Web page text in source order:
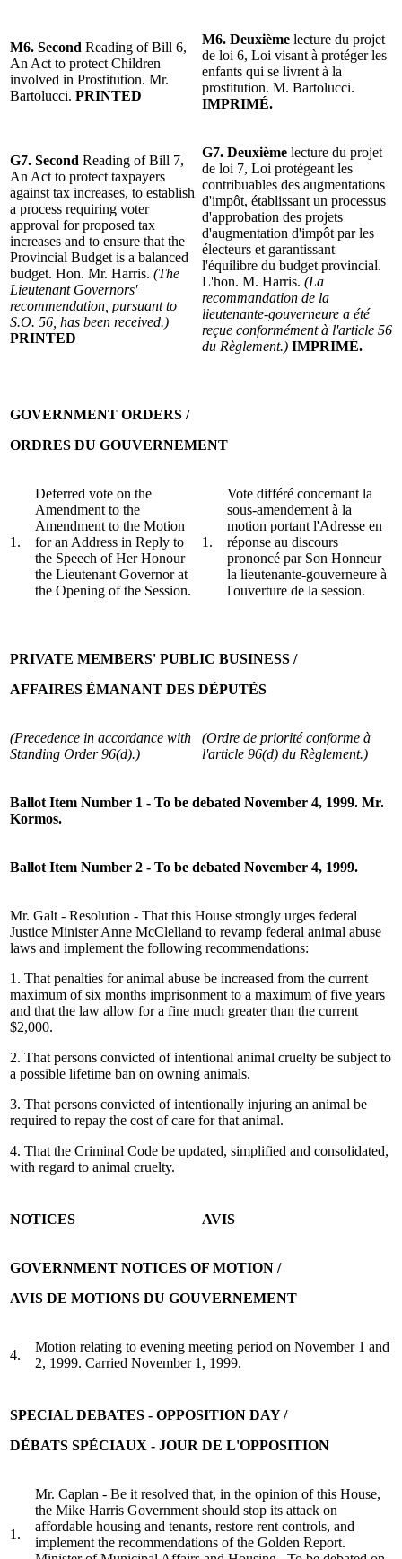
M6. Second Reading of Bill 6,
An Act to protect Children
involved in Prostitution. Mr.
Bartolucci. PRINTED
M6. Deuxième lecture du projet
de loi 6, Loi visant à protéger les
enfants qui se livrent à la
prostitution. M. Bartolucci.
IMPRIMÉ.
G7. Second Reading of Bill 7,
An Act to protect taxpayers
against tax increases, to establish
a process requiring voter
approval for proposed tax
increases and to ensure that the
Provincial Budget is a balanced
budget. Hon. Mr. Harris. (The
Lieutenant Governors'
recommendation, pursuant to
S.O. 56, has been received.)
PRINTED
G7. Deuxième lecture du projet
de loi 7, Loi protégeant les
contribuables des augmentations
d'impôt, établissant un processus
d'approbation des projets
d'augmentation d'impôt par les
électeurs et garantissant
l'équilibre du budget provincial.
L'hon. M. Harris. (La
recommandation de la
lieutenante-gouverneure a été
reçue conformément à l'article 56
du Règlement.) IMPRIMÉ.
GOVERNMENT ORDERS /
ORDRES DU GOUVERNEMENT
1.
Deferred vote on the
Amendment to the
Amendment to the Motion
for an Address in Reply to
the Speech of Her Honour
the Lieutenant Governor at
the Opening of the Session.
1.
Vote différé concernant la
sous-amendement à la
motion portant l'Adresse en
réponse au discours
prononcé par Son Honneur
la lieutenante-gouverneure à
l'ouverture de la session.
PRIVATE MEMBERS' PUBLIC BUSINESS /
AFFAIRES ÉMANANT DES DÉPUTÉS
(Precedence in accordance with
Standing Order 96(d).)
(Ordre de priorité conforme à
l'article 96(d) du Règlement.)
Ballot Item Number 1 - To be debated November 4, 1999. Mr.
Kormos.
Ballot Item Number 2 - To be debated November 4, 1999.
Mr. Galt - Resolution - That this House strongly urges federal
Justice Minister Anne McClelland to revamp federal animal abuse
laws and implement the following recommendations:
1. That penalties for animal abuse be increased from the current
maximum of six months imprisonment to a maximum of five years
and that the law allow for a fine much greater than the current
$2,000.
2. That persons convicted of intentional animal cruelty be subject to
a possible lifetime ban on owning animals.
3. That persons convicted of intentionally injuring an animal be
required to repay the cost of care for that animal.
4. That the Criminal Code be updated, simplified and consolidated,
with regard to animal cruelty.
NOTICES AVIS
GOVERNMENT NOTICES OF MOTION /
AVIS DE MOTIONS DU GOUVERNEMENT
4.
Motion relating to evening meeting period on November 1 and
2, 1999. Carried November 1, 1999.
SPECIAL DEBATES - OPPOSITION DAY /
DÉBATS SPÉCIAUX - JOUR DE L'OPPOSITION
1.
Mr. Caplan - Be it resolved that, in the opinion of this House,
the Mike Harris Government should stop its attack on
affordable housing and tenants, restore rent controls, and
implement the recommendations of the Golden Report.